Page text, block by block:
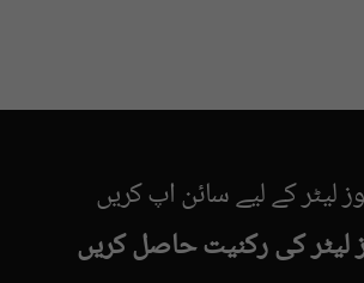
لیٹر کے لیے سائن اپ کریں
لیٹر کی رکنیت حاصل کریں